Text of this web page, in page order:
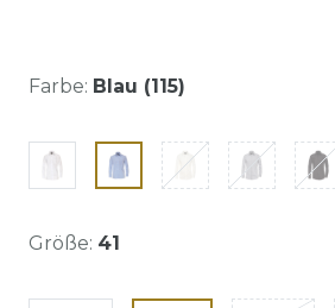
Farbe: Blau (115)
Größe: 41